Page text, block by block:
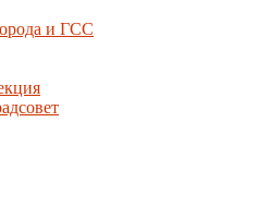
и ГСС